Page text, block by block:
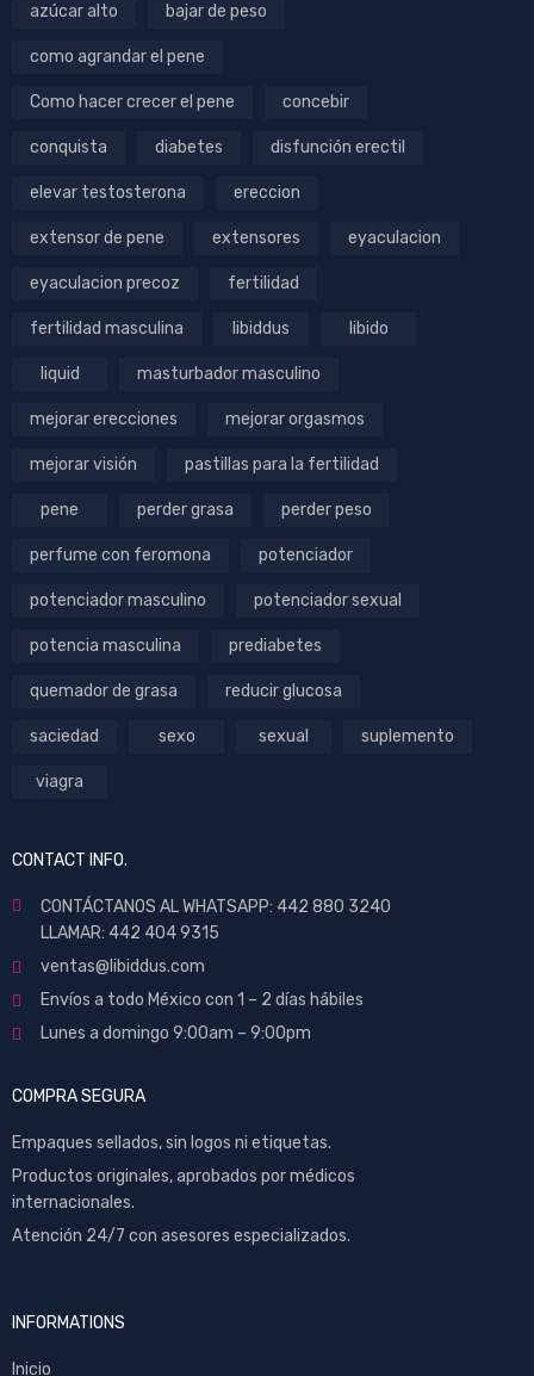
azúcar alto bajar de peso
como agrandar el pene
Como hacer crecer el pene concebir
conquista diabetes disfunción erectil
elevar testosterona ereccion
extensor de pene extensores eyaculacion
eyaculacion precoz fertilidad
fertilidad masculina libiddus libido
liquid masturbador masculino
mejorar erecciones mejorar orgasmos
mejorar visión pastillas para la fertilidad
pene perder grasa perder peso
perfume con feromona potenciador
potenciador masculino potenciador sexual
potencia masculina prediabetes
quemador de grasa reducir glucosa
saciedad sexo sexual suplemento
viagra
CONTACT INFO.
CONTÁCTANOS AL WHATSAPP: 442 880 3240
LLAMAR: 442 404 9315
ventas@libiddus.com
Envíos a todo México con 1 – 2 días hábiles
Lunes a domingo 9:00am – 9:00pm
COMPRA SEGURA
Empaques sellados, sin logos ni etiquetas.
Productos originales, aprobados por médicos
internacionales.
Atención 24/7 con asesores especializados.
INFORMATIONS
Inicio